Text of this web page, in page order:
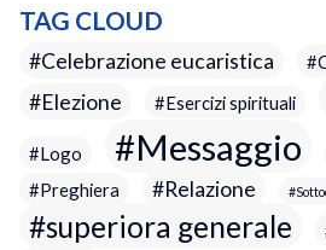
TAG CLOUD
Celebrazione eucaristica
Elezione Esercizi spirituali
Logo Messaggio
Preghiera Relazione
superiora generale